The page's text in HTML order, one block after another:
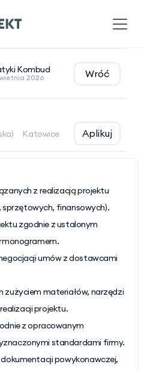
Kombud
2026 Wróć
Katowice Aplikuj
z realizacją projektu
sprzętowych, finansowych).
zgodnie z ustalonym
umów z dostawcami
zużyciem materiałów, narzędzi
projektu.
z opracowanym
standardami firmy.
powykonawczej,